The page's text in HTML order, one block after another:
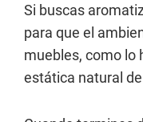
Si buscas
para que el
muebles, como lo
estática natural